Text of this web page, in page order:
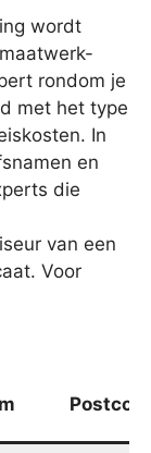
wordt
rondom je
met het type
In
en
die
van een
Voor